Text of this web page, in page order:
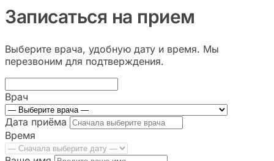
Записаться на прием
Выберите врача, удобную дату и время. Мы
перезвоним для подтверждения.
Врач
Дата приёма
Время